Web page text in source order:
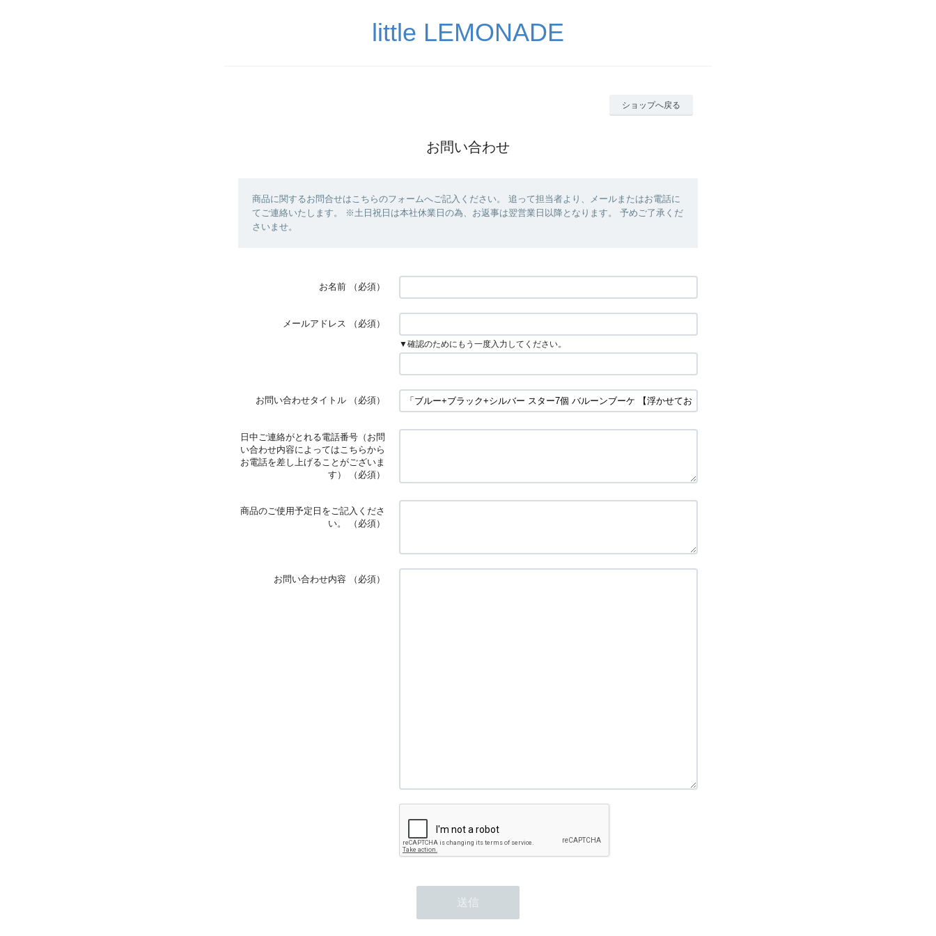
little LEMONADE
ショップへ戻る
お問い合わせ
商品に関するお問合せはこちらのフォームへご記入ください。 追って担当者より、メールまたはお電話に
てご連絡いたします。 ※土日祝日は本社休業日の為、お返事は翌営業日以降となります。 予めご了承くだ
さいませ。
お名前 （必須）
メールアドレス （必須）
▼確認のためにもう一度入力してください。
お問い合わせタイトル （必須）
日中ご連絡がとれる電話番号（お問
い合わせ内容によってはこちらから
お電話を差し上げることがございま
す）
（必須）
商品のご使用予定日をご記入くださ
い。
（必須）
お問い合わせ内容 （必須）